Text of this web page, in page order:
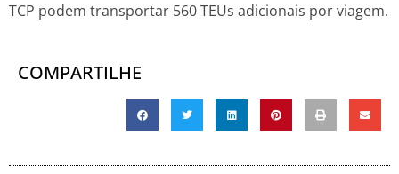
TCP podem transportar 560 TEUs adicionais por viagem.
COMPARTILHE